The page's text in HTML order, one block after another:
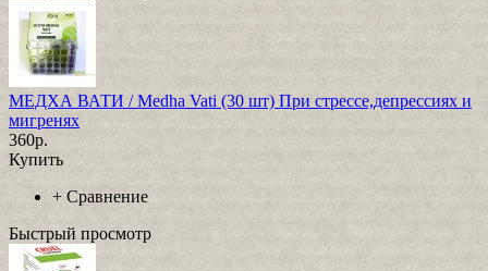
МЕДХА ВАТИ / Medha Vati (30 шт) При стрессе,депрессиях и
мигренях
360р.
Купить
+ Сравнение
Быстрый просмотр